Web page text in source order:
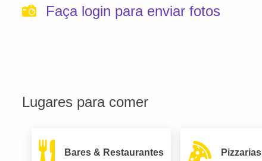
Faça login para enviar fotos
Lugares para comer
Bares & Restaurantes Pizzarias